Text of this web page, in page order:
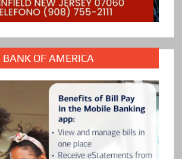
BANK OF AMERICA